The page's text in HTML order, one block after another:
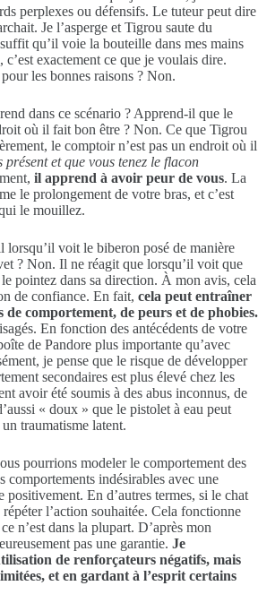
perplexes ou défensifs. Le tuteur peut dire
Je l’asperge et Tigrou saute du
qu’il voie la bouteille dans mes mains
exactement ce que je voulais dire.
les bonnes raisons ? Non.
dans ce scénario ? Apprend-il que le
où il fait bon être ? Non. Ce que Tigrou
le comptoir n’est pas un endroit où il
présent et que vous tenez le flacon
il apprend à avoir peur de vous. La
le prolongement de votre bras, et c’est
le mouillez.
lorsqu’il voit le biberon posé de manière
? Non. Il ne réagit que lorsqu’il voit que
pointez dans sa direction. À mon avis, cela
de confiance. En fait, cela peut entraîner
de comportement, de peurs et de phobies.
En fonction des antécédents de votre
de Pandore plus importante qu’avec
je pense que le risque de développer
secondaires est plus élevé chez les
avoir été soumis à des abus inconnus, de
« doux » que le pistolet à eau peut
traumatisme latent.
pourrions modeler le comportement des
comportements indésirables avec une
En d’autres termes, si le chat
l’action souhaitée. Cela fonctionne
n’est dans la plupart. D’après mon
pas une garantie. Je
de renforçateurs négatifs, mais
et en gardant à l’esprit certains